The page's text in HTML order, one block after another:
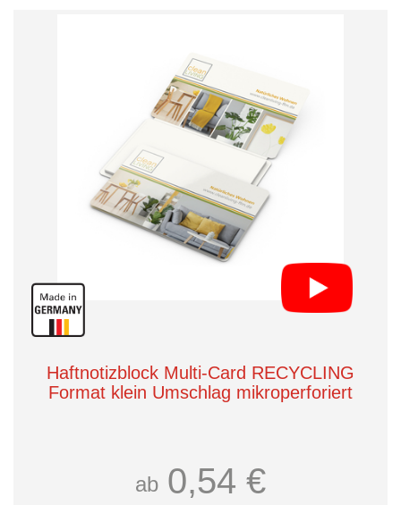
Haftnotizblock Multi-Card RECYCLING
Format klein Umschlag mikroperforiert
ab 0,54 €